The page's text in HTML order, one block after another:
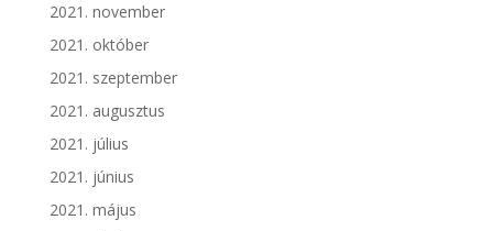
2021. november
2021. október
2021. szeptember
2021. augusztus
2021. július
2021. június
2021. május